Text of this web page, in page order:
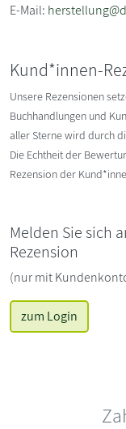
E-Mail:
Kund*innen-
Unsere Rezensionen
Buchhandlungen und
aller Sterne wird durch
Die Echtheit der
Rezension der
Melden Sie sich
Rezension
(nur mit
zum Login